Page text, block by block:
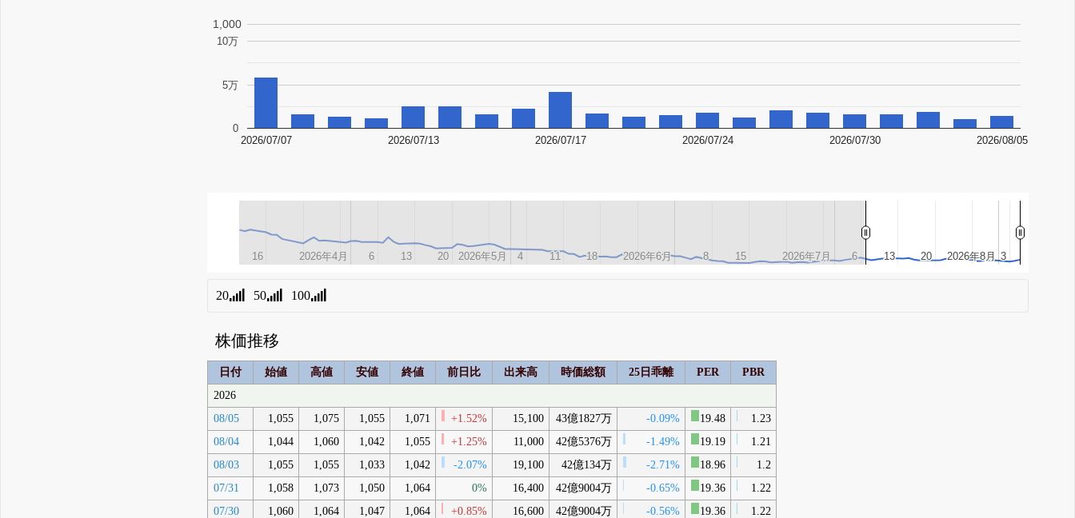
1,000
2026/07/07 2026/07/13 2026/07/17 2026/07/24 2026/07/30 2026/08/05
0
5万
10万
2026年4月
2026年4月 2026年5月
2026年5月 2026年6月
2026年6月 2026年7月
2026年7月 2026年8月
2026年8月
16
16 6
6 13
13 20
20 4
4 11
11 18
18 8
8 15
15 6
6 13
13 20
20 3
3
20 50 100
株価推移
日付 始値 高値 安値 終値 前日比 出来高 時価総額 25日乖離 PER
PBR
2026
08/05
1,055 1,075 1,055 1,071 +1.52% 15,100 43億1827万 -0.09% 19.48
1.23
08/04
1,044 1,060 1,042 1,055 +1.25% 11,000 42億5376万 -1.49% 19.19
1.21
08/03
1,055 1,055 1,033 1,042 -2.07% 19,100 42億134万 -2.71% 18.96
1.2
07/31
1,058 1,073 1,050 1,064 0% 16,400 42億9004万 -0.65% 19.36
1.22
07/30
1,060 1,064 1,047 1,064 +0.85% 16,600 42億9004万 -0.56% 19.36
1.22